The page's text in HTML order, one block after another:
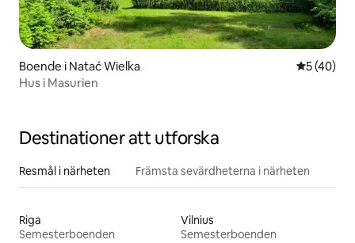
Boende i Natać Wielka 5 av 5 i
5 (40)
Hus i Masurien
Destinationer att utforska
Resmål i närheten Främsta sevärdheterna i närheten
Riga
Semesterboenden
Vilnius
Semesterboenden